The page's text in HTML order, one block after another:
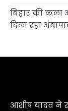
बिहार की कला
दिला रहा
आशीष यादव ने